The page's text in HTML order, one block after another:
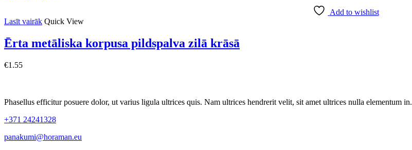
Add to wishlist
Lasīt vairāk Quick View
Ērta metāliska korpusa pildspalva zilā krāsā
€1.55
Phasellus efficitur posuere dolor, ut varius ligula ultrices quis. Nam ultrices hendrerit velit, sit amet ultrices nulla elementum in.
+371 24241328
panakumi@horaman.eu